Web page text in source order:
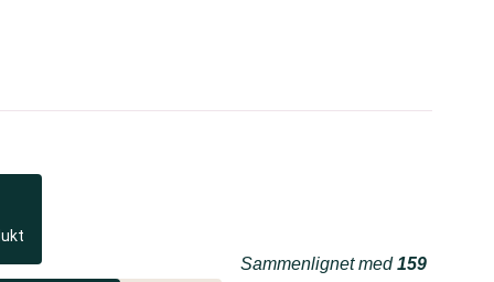
Sammenlignet med159